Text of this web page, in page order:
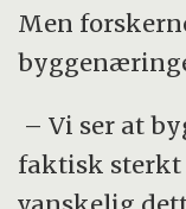
forskning på
Men
– Vi ser at
faktisk sterkt